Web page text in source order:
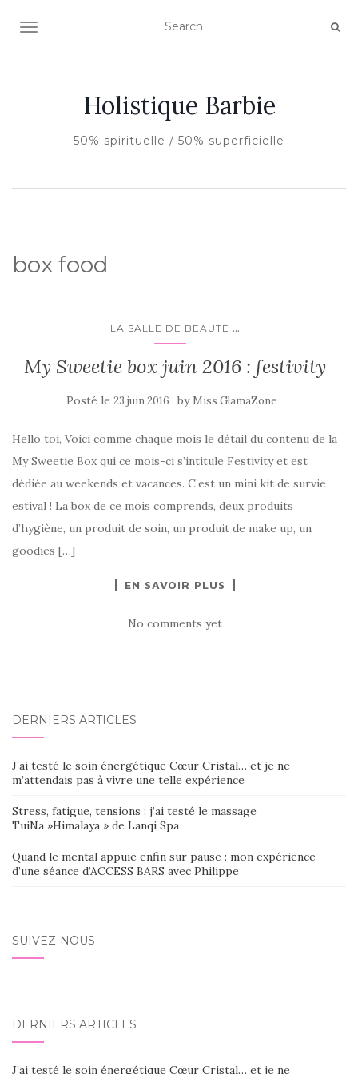
AFFICHER/MASQUER LA NAVIGATION
Holistique Barbie
50% spirituelle / 50% superficielle
box food
LA SALLE DE BEAUTÉ ...
My Sweetie box juin 2016 : festivity
Posté le 23 juin 2016 by Miss GlamaZone
Hello toi, Voici comme chaque mois le détail du contenu de la
My Sweetie Box qui ce mois-ci s’intitule Festivity et est
dédiée au weekends et vacances. C’est un mini kit de survie
estival ! La box de ce mois comprends, deux produits
d’hygiène, un produit de soin, un produit de make up, un
goodies […]
EN SAVOIR PLUS
No comments yet
DERNIERS ARTICLES
J’ai testé le soin énergétique Cœur Cristal… et je ne
m’attendais pas à vivre une telle expérience
Stress, fatigue, tensions : j’ai testé le massage
TuiNa »Himalaya » de Lanqi Spa
Quand le mental appuie enfin sur pause : mon expérience
d’une séance d’ACCESS BARS avec Philippe
SUIVEZ-NOUS
DERNIERS ARTICLES
J’ai testé le soin énergétique Cœur Cristal… et je ne